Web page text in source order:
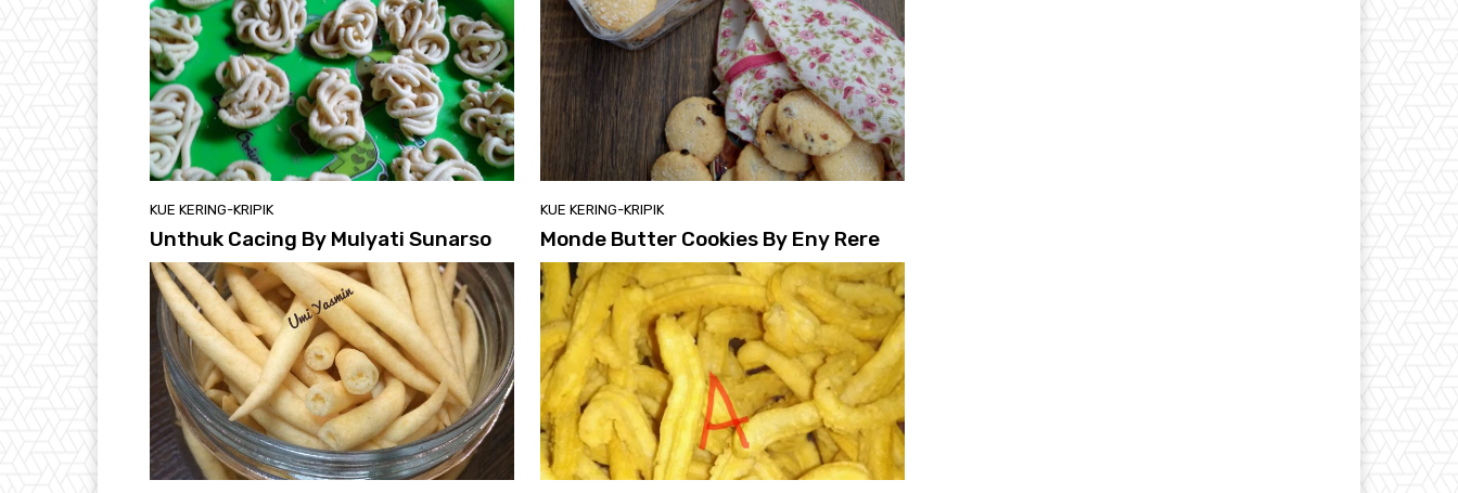
KUE KERING-KRIPIK
Unthuk Cacing By Mulyati Sunarso
KUE KERING-KRIPIK
Monde Butter Cookies By Eny Rere